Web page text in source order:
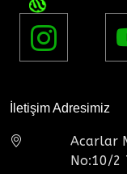
İletişim Adresimiz
Acarlar
No:10/2